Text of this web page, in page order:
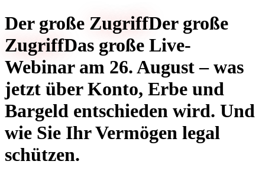
Der große ZugriffDer große
ZugriffDas große Live-
Webinar am 26. August – was
jetzt über Konto, Erbe und
Bargeld entschieden wird. Und
wie Sie Ihr Vermögen legal
schützen.